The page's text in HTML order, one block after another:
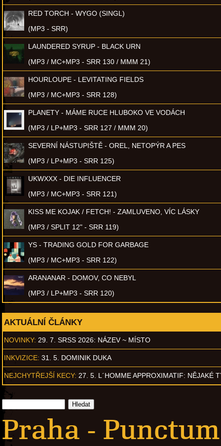
RED TORCH - WYGO (SINGL)
(MP3 - SRR)
LAUNDERED SYRUP - BLACK URN
(MP3 / MC+MP3 - SRR 130 / MMM 21)
HOURLOUPE - LEVITATING FIELDS
(MP3 / MC+MP3 - SRR 128)
PLANETY - MÁME RUCE HLUBOKO VE VODÁCH
(MP3 / LP+MP3 - SRR 127 / MMM 20)
SEVERNÍ NÁSTUPIŠTĚ - OREL, NETOPÝR A PES
(MP3 / LP+MP3 - SRR 125)
UKWXXX - DIE INFLUENCER
(MP3 / MC+MP3 - SRR 121)
KISS ME KOJAK / FETCH! - ZAMLUVENO, VÍC LÁSKY
(MP3 / SPLIT 12" - SRR 119)
YS - TRADING GOLD FOR GARBAGE
(MP3 / MC+MP3 - SRR 122)
ARANANAR - DOMOV, CO NEBYL
(MP3 / LP+MP3 - SRR 120)
AKTUÁLNÍ ČLÁNKY
NOVINKY: 29. 7. SRSS 2026: NÁZEV ~ MÍSTO
INKVIZICE: 31. 5. DOMINIK DUKA
NEJCHYTŘEJŠÍ KECY: 27. 5. L´HOMME APPROXIMATIF: NĚJAKÉ
Praha - Punctum